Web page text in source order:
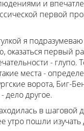
и
первой
я
первый
- глупо.
места -
ворота, Биг-
дело другое.
в шаговой
утро пошли